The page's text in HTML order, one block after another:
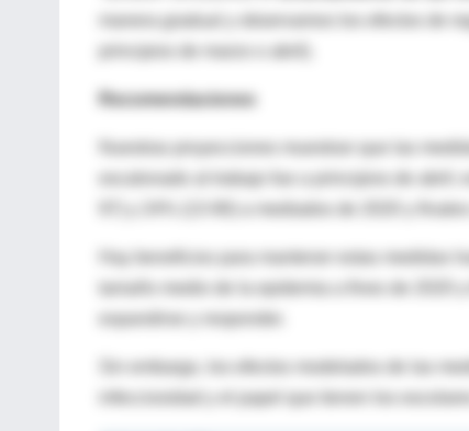
manera gradual y observamos los efectos de
Recomendaciones
Nuestras proyecciones muestran que las
tamaño medio de la epidemia a fines de 2020
Sin embargo, los efectos modelados de las
infecciosidad y el papel que tienen los